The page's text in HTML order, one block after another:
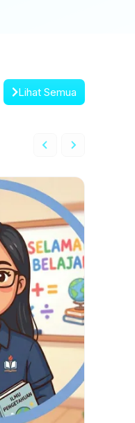
Lihat Semua